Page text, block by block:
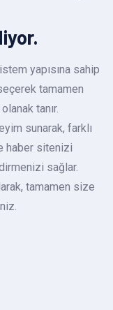
yapısına sahip
tamamen
tanır.
sunarak, farklı
haber sitenizi
sağlar.
tamamen size